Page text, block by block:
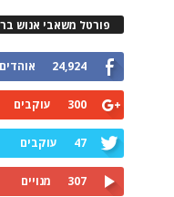
פורטל משאבי אנוש
24,924 אוהדים
300 עוקבים
47 עוקבים
307 מנויים